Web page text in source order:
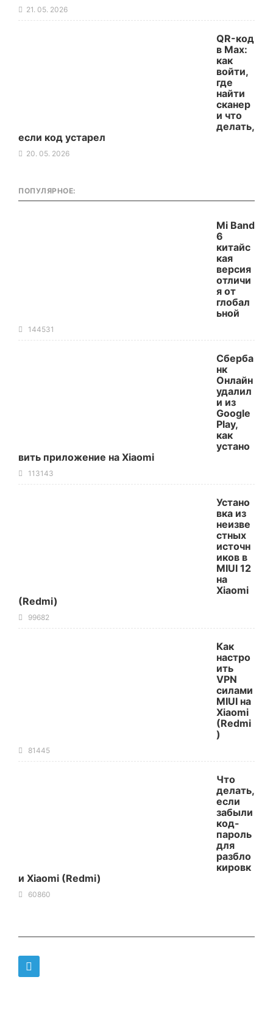
21. 05. 2026
QR-код
в Max:
как
войти,
где
найти
сканер
и что
делать,
если код устарел
20. 05. 2026
ПОПУЛЯРНОЕ:
Mi Band
6
китайс
кая
версия
отличи
я от
глобал
ьной
144531
Сберба
нк
Онлайн
удалил
и из
Google
Play,
как
устано
вить приложение на Xiaomi
113143
Устано
вка из
неизве
стных
источн
иков в
MIUI 12
на
Xiaomi
(Redmi)
99682
Как
настро
ить
VPN
силами
MIUI на
Xiaomi
(Redmi
)
81445
Что
делать,
если
забыли
код-
пароль
для
разбло
кировк
и Xiaomi (Redmi)
60860